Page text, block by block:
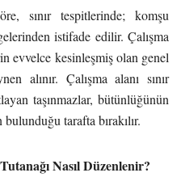
sınır tespitlerinde; komşu
istifade edilir. Çalışma
evvelce kesinleşmiş olan genel
alınır. Çalışma alanı sınır
taşınmazlar, bütünlüğünün
tarafta bırakılır.
Nasıl Düzenlenir?